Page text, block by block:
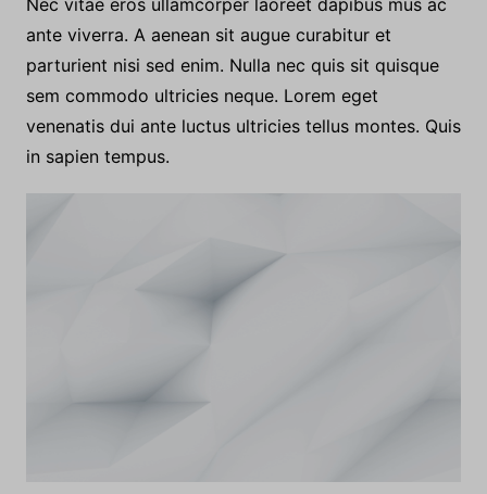
ante viverra. A aenean sit augue curabitur et
parturient nisi sed enim. Nulla nec quis sit quisque
sem commodo ultricies neque. Lorem eget
venenatis dui ante luctus ultricies tellus montes. Quis
in sapien tempus.